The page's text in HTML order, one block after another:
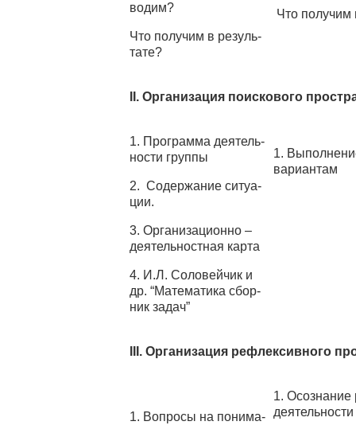
водим?
Что получим в резуль­
тате?
Что получим
II. Организация поискового
1. Программа деятель­
ности группы
2. Содержание ситуа­
ции.
3. Организационно –
деятельностная карта
4. И.Л. Соловейчик и
др. “Математика сбор­
ник задач”
1.
вариантам
III. Организация рефлексивного
1. Вопросы на понима­
1. Осознание